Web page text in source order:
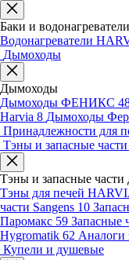
Баки и водонагреватели
Водонагреватели
Дымоходы
Дымоходы
Дымоходы ФЕНИКС
Harvia 8 Дымоходы
Принадлежности для
Тэны и запасные части
Тэны и запасные части
Тэны для печей
части Sangens 10
Паромакс 59 Запасные
Hygromatik 62 Аналоги
Купели и душевые